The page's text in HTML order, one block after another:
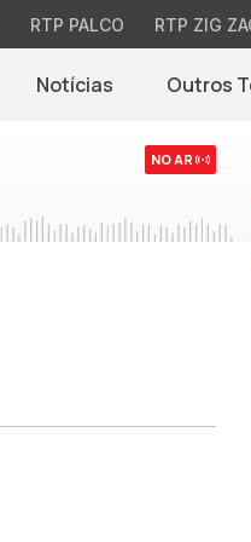
RTP PALCO RTP ZIG
Notícias(abre em nova
Outros
NO AR